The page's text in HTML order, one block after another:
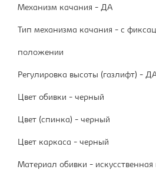
Механизм качания - ДА
Тип механизма качания - с
положении
Регулировка высоты (газлифт) -
Цвет обивки - черный
Цвет (спинка) - черный
Цвет каркаса - черный
Материал обивки -